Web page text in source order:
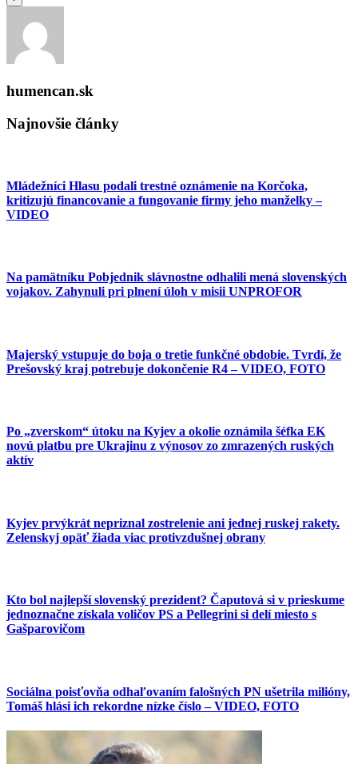
humencan.sk
Najnovšie články
Mládežníci Hlasu podali trestné oznámenie na Korčoka,
kritizujú financovanie a fungovanie firmy jeho manželky –
VIDEO
Na pamätníku Pobjednik slávnostne odhalili mená slovenských
vojakov. Zahynuli pri plnení úloh v misii UNPROFOR
Majerský vstupuje do boja o tretie funkčné obdobie. Tvrdí, že
Prešovský kraj potrebuje dokončenie R4 – VIDEO, FOTO
Po „zverskom“ útoku na Kyjev a okolie oznámila šéfka EK
novú platbu pre Ukrajinu z výnosov zo zmrazených ruských
aktív
Kyjev prvýkrát nepriznal zostrelenie ani jednej ruskej rakety.
Zelenskyj opäť žiada viac protivzdušnej obrany
Kto bol najlepší slovenský prezident? Čaputová si v prieskume
jednoznačne získala voličov PS a Pellegrini si delí miesto s
Gašparovičom
Sociálna poisťovňa odhaľovaním falošných PN ušetrila milióny,
Tomáš hlási ich rekordne nízke číslo – VIDEO, FOTO